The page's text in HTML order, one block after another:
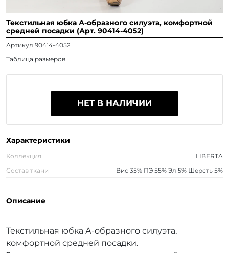
Текстильная юбка А-образного силуэта, комфортной
средней посадки (Арт. 90414-4052)
Артикул 90414-4052
Таблица размеров
НЕТ В НАЛИЧИИ
Характеристики
Коллекция
LIBERTA
Состав ткани
Вис 35% ПЭ 55% Эл 5% Шерсть 5%
Описание
Текстильная юбка А-образного силуэта,
комфортной средней посадки.